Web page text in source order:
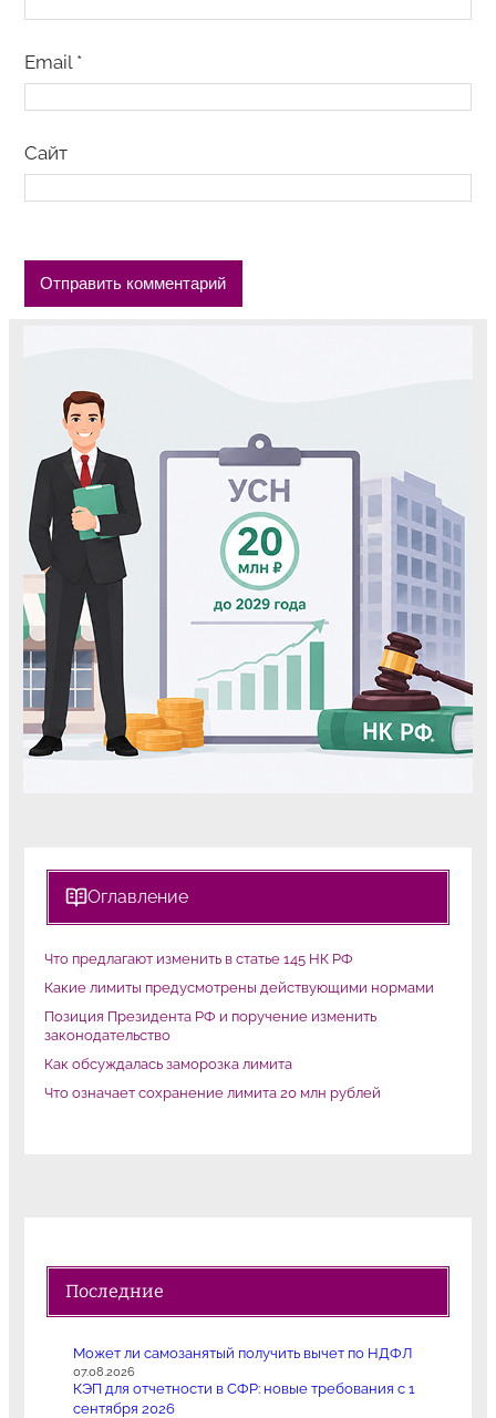
Email *
Сайт
Оглавление
Что предлагают изменить в статье 145 НК РФ
Какие лимиты предусмотрены действующими нормами
Позиция Президента РФ и поручение изменить
законодательство
Как обсуждалась заморозка лимита
Что означает сохранение лимита 20 млн рублей
Последние
Может ли самозанятый получить вычет по НДФЛ
07.08.2026
КЭП для отчетности в СФР: новые требования с 1
сентября 2026